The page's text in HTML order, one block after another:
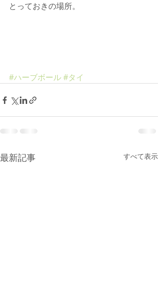
とっておきの場所。
#ハーブボール#タイ
最新記事 すべて表示